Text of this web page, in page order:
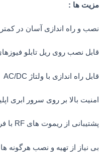
مزیت ها :
نصب و راه اندازی آسان در
قابل نصب روی ریل تابلو
قابل راه اندازی با ولتاژ AC/DC
امنیت بالا بر روی سرور ابری
پشتیبانی از ریموت های RF با فرکانس کاری 433 مگا هرتز
بی نیاز از تهیه و نصب هرگونه